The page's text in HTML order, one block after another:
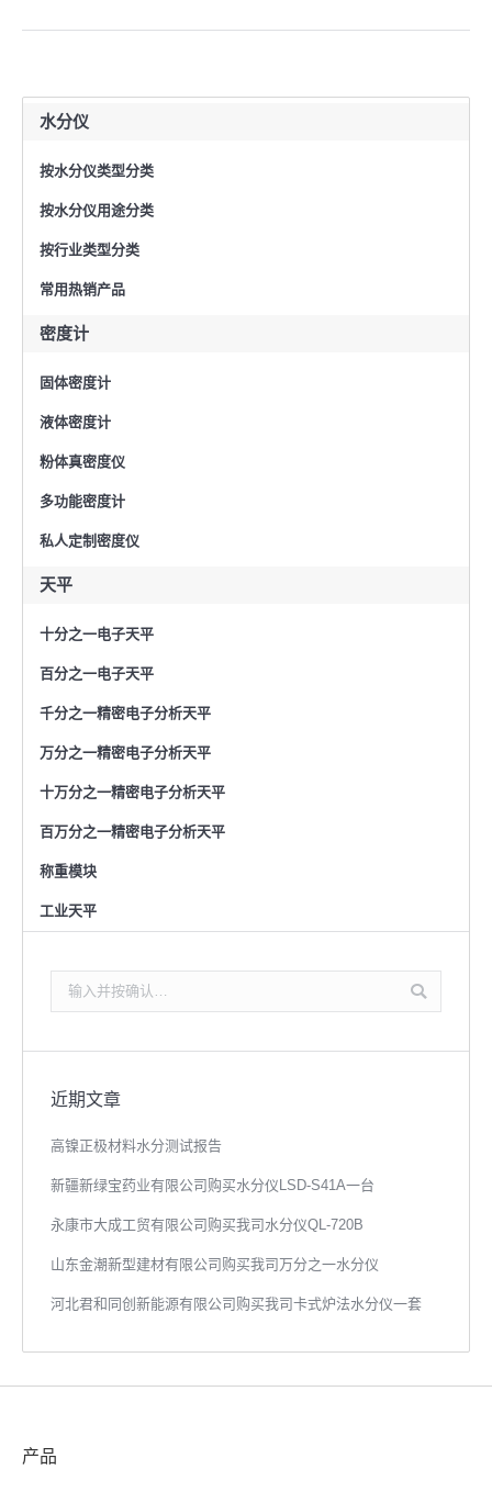
水分仪
按水分仪类型分类
按水分仪用途分类
按行业类型分类
常用热销产品
密度计
固体密度计
液体密度计
粉体真密度仪
多功能密度计
私人定制密度仪
天平
十分之一电子天平
百分之一电子天平
千分之一精密电子分析天平
万分之一精密电子分析天平
十万分之一精密电子分析天平
百万分之一精密电子分析天平
称重模块
工业天平
索：
近期文章
高镍正极材料水分测试报告
新疆新绿宝药业有限公司购买水分仪LSD-S41A一台
永康市大成工贸有限公司购买我司水分仪QL-720B
山东金潮新型建材有限公司购买我司万分之一水分仪
河北君和同创新能源有限公司购买我司卡式炉法水分仪一套
产品